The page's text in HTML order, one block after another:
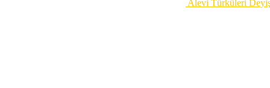
Alevi Türküleri